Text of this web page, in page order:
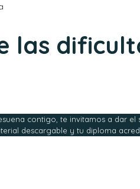
las
contigo, te invitamos a dar
descargable y tu diploma